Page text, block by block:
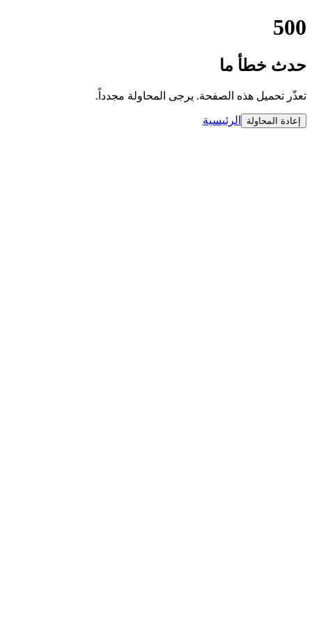
500
حدث خطأ ما
تعذّر تحميل هذه الصفحة. يرجى المحاولة مجدداً.
إعادة المحاولة الرئيسية